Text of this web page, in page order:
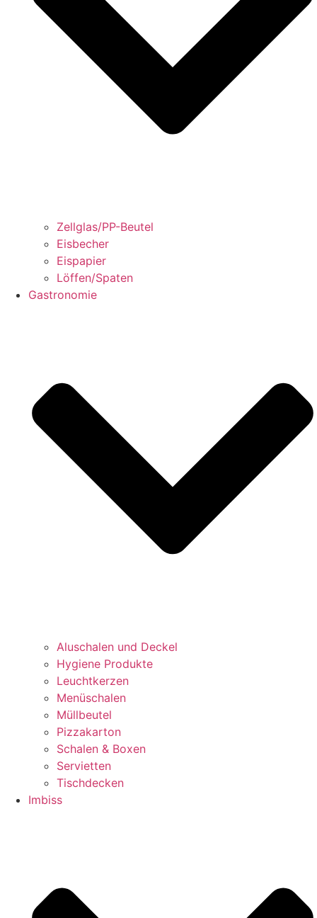
Zellglas/PP-Beutel
Eisbecher
Eispapier
Löffen/Spaten
Gastronomie
Aluschalen und Deckel
Hygiene Produkte
Leuchtkerzen
Menüschalen
Müllbeutel
Pizzakarton
Schalen & Boxen
Servietten
Tischdecken
Imbiss